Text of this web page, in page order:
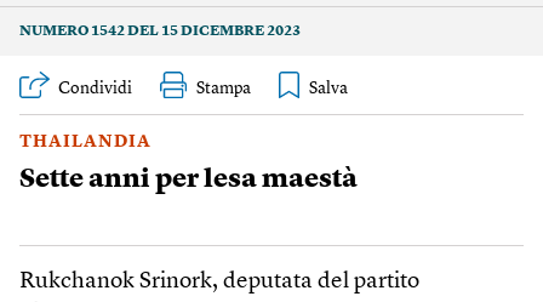
NUMERO 1542 DEL 15 DICEMBRE 2023
Condividi Stampa
THAILANDIA
Sette anni per lesa maestà
Rukchanok Srinork, deputata del partito